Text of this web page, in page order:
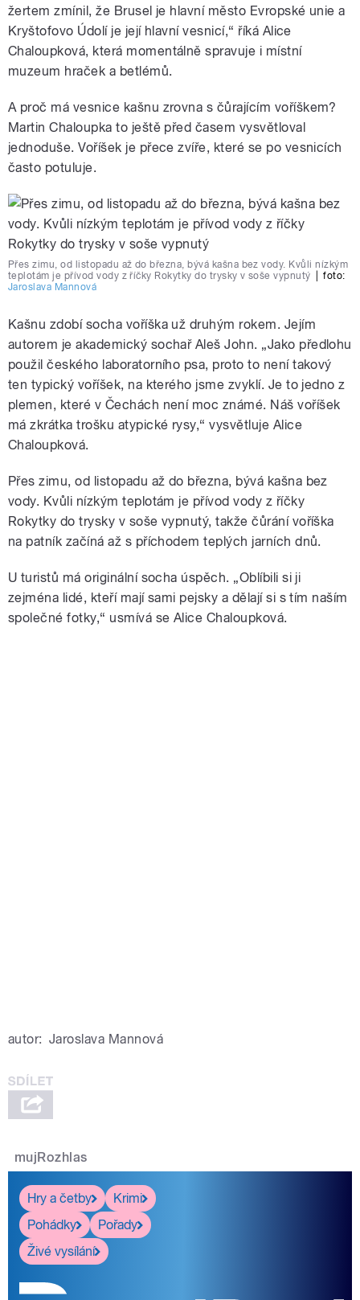
žertem zmínil, že Brusel je hlavní město Evropské unie a
Kryštofovo Údolí je její hlavní vesnicí,“ říká Alice
Chaloupková, která momentálně spravuje i místní
muzeum hraček a betlémů.
A proč má vesnice kašnu zrovna s čůrajícím voříškem?
Martin Chaloupka to ještě před časem vysvětloval
jednoduše. Voříšek je přece zvíře, které se po vesnicích
často potuluje.
Přes zimu, od listopadu až do března, bývá kašna bez vody. Kvůli nízkým
teplotám je přívod vody z říčky Rokytky do trysky v soše vypnutý
foto:
Jaroslava Mannová
Kašnu zdobí socha voříška už druhým rokem. Jejím
autorem je akademický sochař Aleš John. „Jako předlohu
použil českého laboratorního psa, proto to není takový
ten typický voříšek, na kterého jsme zvyklí. Je to jedno z
plemen, které v Čechách není moc známé. Náš voříšek
má zkrátka trošku atypické rysy,“ vysvětluje Alice
Chaloupková.
Přes zimu, od listopadu až do března, bývá kašna bez
vody. Kvůli nízkým teplotám je přívod vody z říčky
Rokytky do trysky v soše vypnutý, takže čůrání voříška
na patník začíná až s příchodem teplých jarních dnů.
U turistů má originální socha úspěch. „Oblíbili si ji
zejména lidé, kteří mají sami pejsky a dělají si s tím naším
společné fotky,“ usmívá se Alice Chaloupková.
autor: Jaroslava Mannová
mujRozhlas
Hry a četby
Krimi
Pohádky
Pořady
Živé vysílání